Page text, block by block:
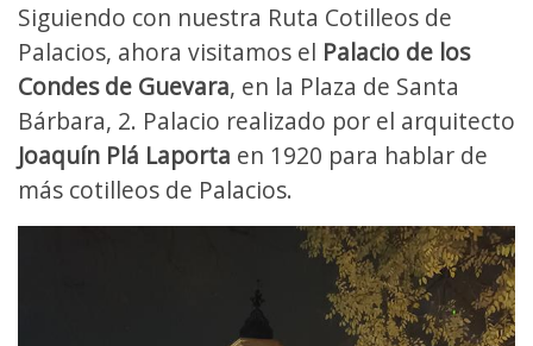
Siguiendo con nuestra Ruta Cotilleos de
Palacios, ahora visitamos el Palacio de los
Condes de Guevara, en la Plaza de Santa
Bárbara, 2. Palacio realizado por el arquitecto
Joaquín Plá Laporta en 1920 para hablar de
más cotilleos de Palacios.